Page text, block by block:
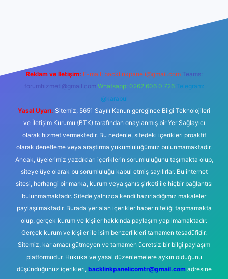
Reklam ve İletişim: E-mail: backlinkpaneli@gmail.com Teams:
forumhizmeti@gmail.com Whatsapp: 0262 606 0 726 Telegram:
@karabul
Yasal Uyarı: Sitemiz, 5651 Sayılı Kanun gereğince Bilgi Teknolojileri
ve İletişim Kurumu (BTK) tarafından onaylanmış bir Yer Sağlayıcı
olarak hizmet vermektedir. Bu nedenle, sitedeki içerikleri proaktif
olarak denetleme veya araştırma yükümlülüğümüz bulunmamaktadır.
Ancak, üyelerimiz yazdıkları içeriklerin sorumluluğunu taşımakta olup,
siteye üye olarak bu sorumluluğu kabul etmiş sayılırlar. Bu internet
sitesi, herhangi bir marka, kurum veya şahıs şirketi ile hiçbir bağlantısı
bulunmamaktadır. Sitede yalnızca kendi hazırladığımız makaleler
paylaşılmaktadır. Burada yer alan içerikler haber niteliği taşımamakta
olup, gerçek kurum ve kişiler hakkında paylaşım yapılmamaktadır.
Gerçek kurum ve kişiler ile isim benzerlikleri tamamen tesadüfidir.
Sitemiz, kar amacı gütmeyen ve tamamen ücretsiz bir bilgi paylaşım
platformudur. Hukuka ve yasal düzenlemelere aykırı olduğunu
düşündüğünüz içerikleri, backlinkpanelicomtr@gmail.comadresine